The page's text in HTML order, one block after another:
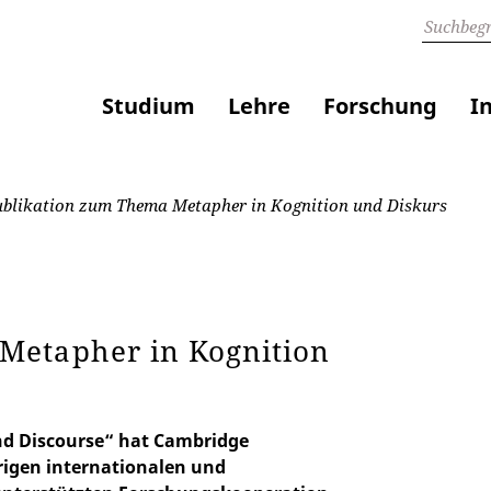
Studium Lehre Forschung
zum Thema Metapher in Kognition und Diskurs
in Kognition
Discourse“ hat Cambridge
internationalen und